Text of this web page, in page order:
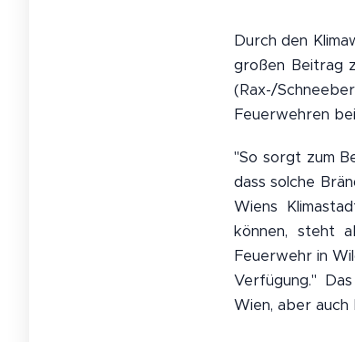
Durch den
großen Beitrag
(Rax-/
Feuerwehren
"So sorgt zum
dass solche
Wiens
können, steht
Feuerwehr in
Verfügung."
Wien, aber